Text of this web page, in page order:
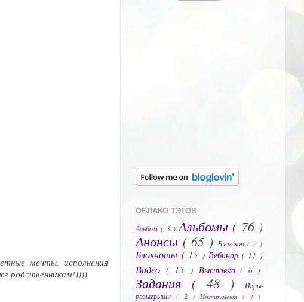
мечты, исполнения
родственникам!))))
ОБЛАКО ТЭГОВ
Альбом( 3 )Альбомы ( 76 )
Анонсы ( 65 ) Блог-хоп( 2 )
Блокноты ( 15 ) Вебинар ( 11 )
Видео ( 15 ) Выставка( 6 )
Задания ( 48 )
Игры-
розыгрыши ( 2 ) Инструмент ( 1 )